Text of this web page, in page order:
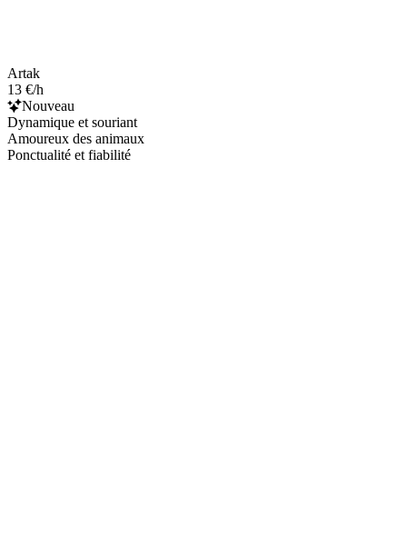
Artak
13 €/h
Nouveau
Dynamique et souriant
Amoureux des animaux
Ponctualité et fiabilité